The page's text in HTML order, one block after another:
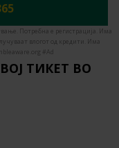
Потребна е регистрација. Има
влогот од кредити. Има
#Ad
ТИКЕТ ВО